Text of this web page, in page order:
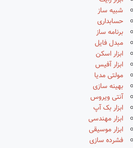
شبیه ساز
حسابداری
برنامه ساز
مبدل فایل
ابزار اسکن
ابزار آفیس
مولتی مدیا
بهینه سازی
آنتی ویروس
ابزار بک آپ
ابزار مهندسی
ابزار موسیقی
فشرده سازی